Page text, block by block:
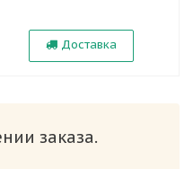
Доставка
заказа.